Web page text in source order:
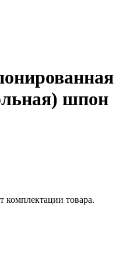
шпон
комплектации товара.